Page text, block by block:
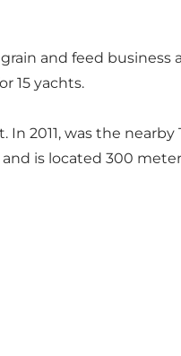
and feed business
15 yachts.
2011, was the
is located 300